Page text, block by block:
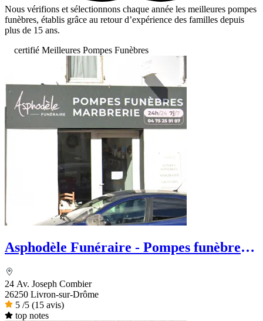
Nous vérifions et sélectionnons chaque année les meilleures pompes
funèbres, établis grâce au retour d’expérience des familles depuis
plus de 15 ans.
certifié Meilleures Pompes Funèbres
Asphodèle Funéraire - Pompes funèbres
24 Av. Joseph Combier
26250 Livron-sur-Drôme
5 /5 (15 avis)
top notes